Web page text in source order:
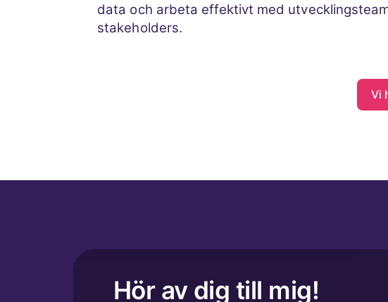
data och arbeta effektivt med
stakeholders.
Vi
Hör av dig till mig!